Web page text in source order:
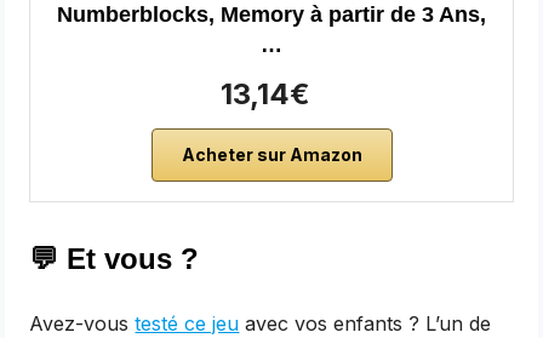
Numberblocks, Memory à partir de 3 Ans,
…
13,14€
Acheter sur Amazon
💬 Et vous ?
Avez-voustesté ce jeu avec vos enfants ? L’un de